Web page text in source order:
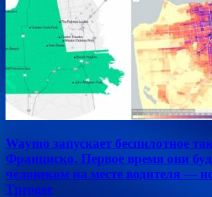
Waymo запускает беспилотное
Франциско. Первое время они
человеком на месте водителя —
Tproger